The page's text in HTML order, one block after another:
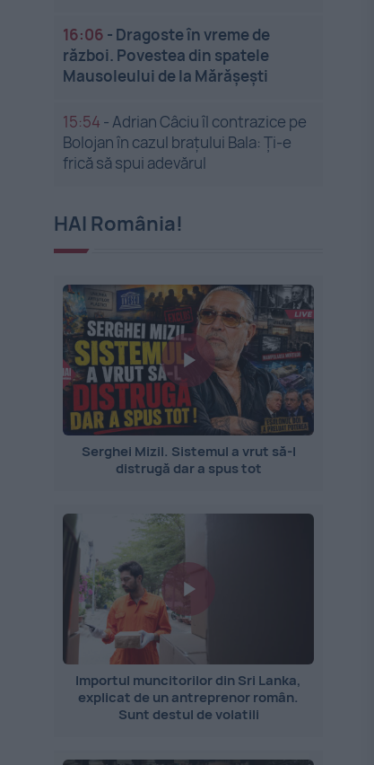
16:06 - Dragoste în vreme de
război. Povestea din spatele
Mausoleului de la Mărășești
15:54 -Adrian Câciu îl contrazice pe
Bolojan în cazul brațului Bala: Ți-e
frică să spui adevărul
HAI România!
Serghei Mizil. Sistemul a vrut să-l
distrugă dar a spus tot
Importul muncitorilor din Sri Lanka,
explicat de un antreprenor român.
Sunt destul de volatili